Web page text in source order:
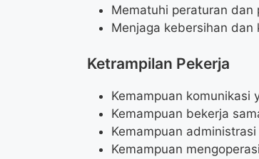
Mematuhi peraturan dan
Menjaga kebersihan dan
Ketrampilan Pekerja
Kemampuan komunikasi
Kemampuan bekerja
Kemampuan administrasi
Kemampuan